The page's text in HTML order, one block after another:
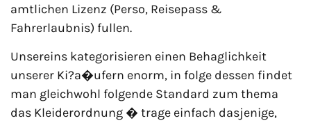
amtlichen Lizenz (Perso, Reisepass &
Fahrerlaubnis) fullen.
Unsereins kategorisieren einen Behaglichkeit
unserer Ki?a�ufern enorm, in folge dessen findet
man gleichwohl folgende Standard zum thema
das Kleiderordnung � trage einfach dasjenige,